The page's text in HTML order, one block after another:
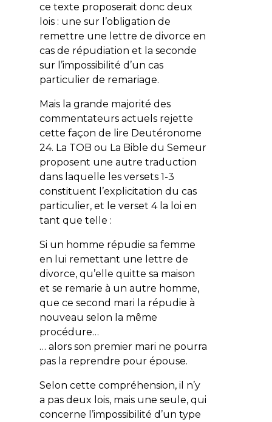
ce texte proposerait donc deux
lois : une sur l’obligation de
remettre une lettre de divorce en
cas de répudiation et la seconde
sur l’impossibilité d’un cas
particulier de remariage.
Mais la grande majorité des
commentateurs actuels rejette
cette façon de lire Deutéronome
24. La TOB ou La Bible du Semeur
proposent une autre traduction
dans laquelle les versets 1-3
constituent l’explicitation du cas
particulier, et le verset 4 la loi en
tant que telle :
Si un homme répudie sa femme
en lui remettant une lettre de
divorce, qu’elle quitte sa maison
et se remarie à un autre homme,
que ce second mari la répudie à
nouveau selon la même
procédure…
… alors son premier mari ne pourra
pas la reprendre pour épouse.
Selon cette compréhension, il n’y
a pas deux lois, mais une seule, qui
concerne l’impossibilité d’un type